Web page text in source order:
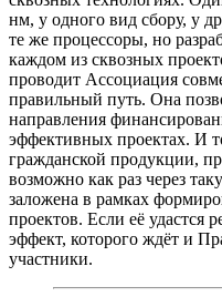
нм, у одного вид сбору, у
те же процессоры, но
каждом из сквозных
проводит Ассоциация
правильный путь. Она
направления
эффективных проектах. И
гражданской продукции,
возможно как раз через
заложена в рамках
проектов. Если её удастся
эффект, которого ждёт и
участники.